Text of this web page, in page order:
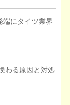
端にタイツ業界
わる原因と対処